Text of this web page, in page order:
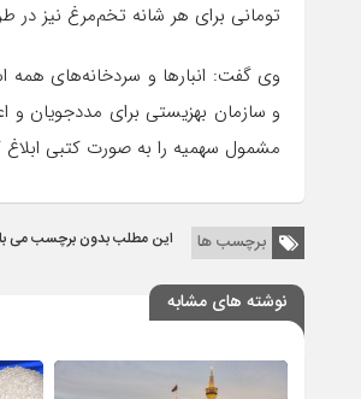
تومانی برای هر شانه تخم‌مرغ نیز
وی گفت: انبارها و سردخانه‌های همه
و سازمان بهزیستی برای مددجویان
مشمول سهمیه را به صورت کتبی ابلاغ
برچسب ها این مطلب بدون برچسب می
نوشته های مشابه